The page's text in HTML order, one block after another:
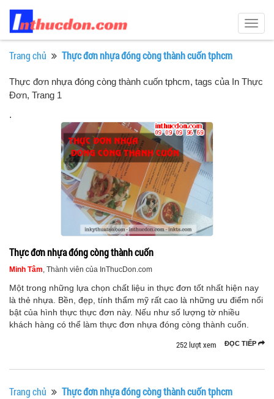
Trang chủ Thực đơn nhựa đóng còng thành cuốn tphcm
Thực đơn nhựa đóng còng thành cuốn tphcm, tags của In Thực
Đơn, Trang 1
.
Thực đơn nhựa đóng còng thành cuốn
Minh Tâm, Thành viên của InThucDon.com
Một trong những lựa chọn chất liệu in thực đơn tốt nhất hiện nay
là thẻ nhựa. Bền, đẹp, tính thẩm mỹ rất cao là những ưu điểm nổi
bật của hình thực thực đơn này. Nếu như số lượng tờ nhiều
khách hàng có thể làm thực đơn nhựa đóng còng thành cuốn.
ĐỌC TIẾP
252 lượt xem
Trang chủ Thực đơn nhựa đóng còng thành cuốn tphcm